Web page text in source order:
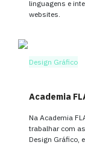
linguagens e
websites.
Design Gráfico
Academia
Na Academia
trabalhar com
Design Gráfico,